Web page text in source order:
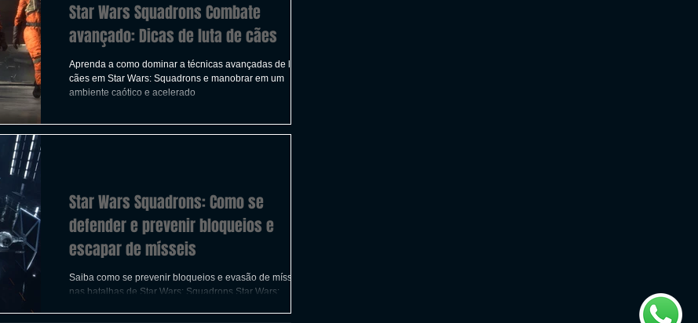
Star Wars Squadrons Combate
avançado: Dicas de luta de cães
Aprenda a como dominar a técnicas avançadas de luta de
cães em Star Wars: Squadrons e manobrar em um
ambiente caótico e acelerado
Star Wars Squadrons: Como se
defender e prevenir bloqueios e
escapar de mísseis
Saiba como se prevenir bloqueios e evasão de mísseis
nas batalhas de Star Wars: Squadrons Star Wars: